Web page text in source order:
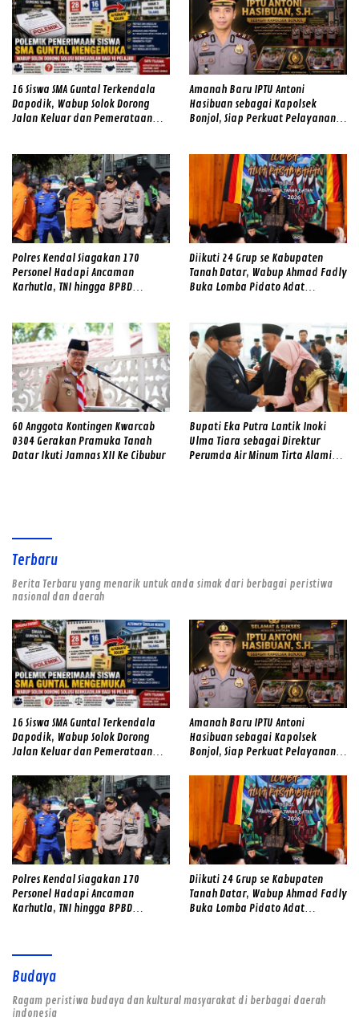
16 Siswa SMA Guntal Terkendala
Dapodik, Wabup Solok Dorong
Jalan Keluar dan Pemerataan
Amanah Baru IPTU Antoni
Hasibuan sebagai Kapolsek
Bonjol, Siap Perkuat Pelayanan
Polres Kendal Siagakan 170
Personel Hadapi Ancaman
Karhutla, TNI hingga BPBD
Diikuti 24 Grup se Kabupaten
Tanah Datar, Wabup Ahmad Fadly
Buka Lomba Pidato Adat
60 Anggota Kontingen Kwarcab
0304 Gerakan Pramuka Tanah
Datar Ikuti Jamnas XII Ke Cibubur
Bupati Eka Putra Lantik Inoki
Ulma Tiara sebagai Direktur
Perumda Air Minum Tirta Alami
Terbaru
Berita Terbaru yang menarik untuk anda simak dari berbagai peristiwa
nasional dan daerah
16 Siswa SMA Guntal Terkendala
Dapodik, Wabup Solok Dorong
Jalan Keluar dan Pemerataan
Amanah Baru IPTU Antoni
Hasibuan sebagai Kapolsek
Bonjol, Siap Perkuat Pelayanan
Masyarakat
Polres Kendal Siagakan 170
Personel Hadapi Ancaman
Karhutla, TNI hingga BPBD
Diikuti 24 Grup se Kabupaten
Tanah Datar, Wabup Ahmad Fadly
Buka Lomba Pidato Adat
Budaya
Ragam peristiwa budaya dan kultural masyarakat di berbagai daerah
indonesia